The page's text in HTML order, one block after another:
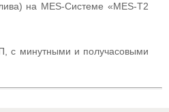
на MES-Системе «MES-T2
с минутными и получасовыми